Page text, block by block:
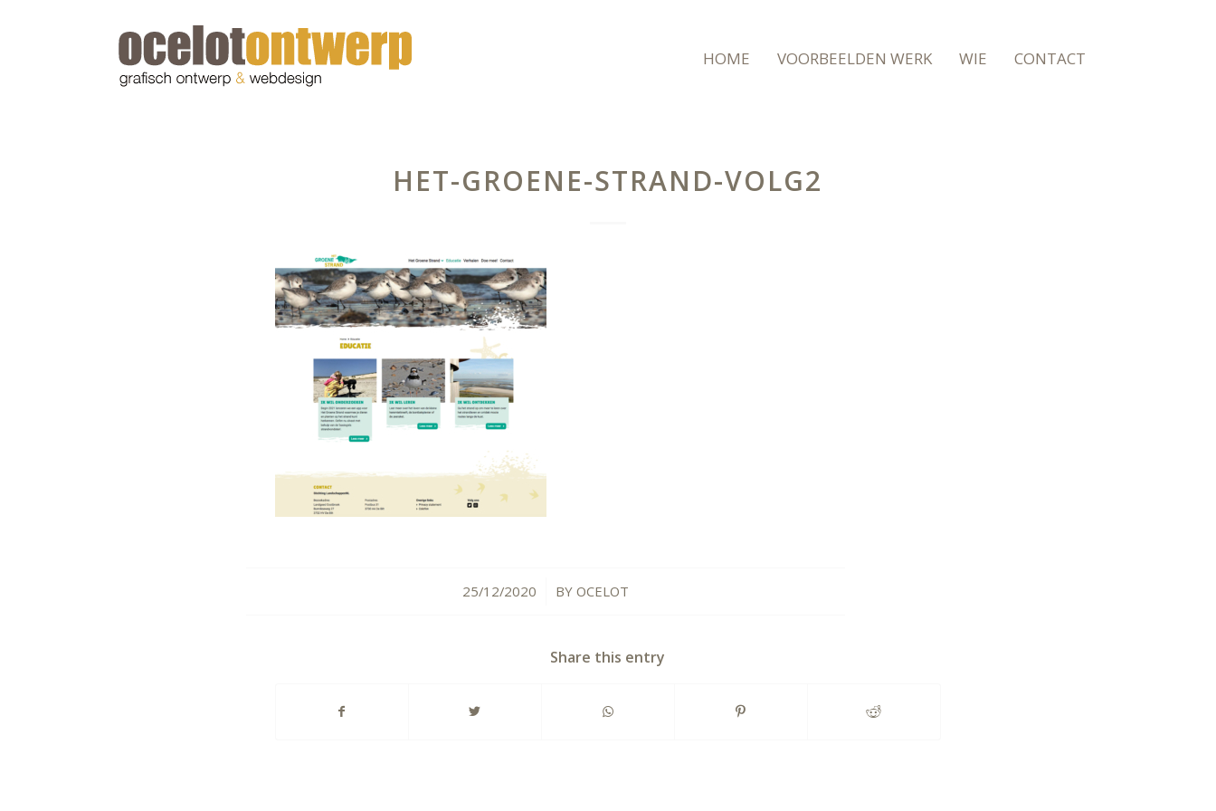
HOME VOORBEELDEN WERK WIE CONTACT
HET-GROENE-STRAND-VOLG2
25/12/2020
/ BYOCELOT
Share this entry